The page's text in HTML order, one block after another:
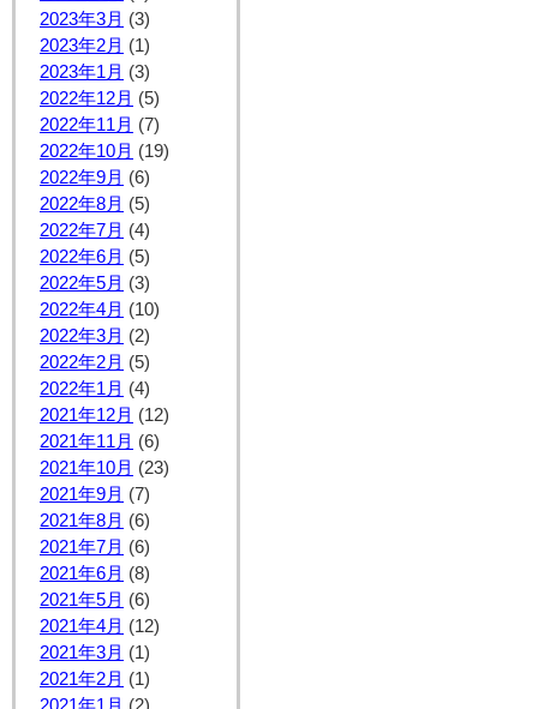
2023年3月 (3)
2023年2月 (1)
2023年1月 (3)
2022年12月 (5)
2022年11月 (7)
2022年10月 (19)
2022年9月 (6)
2022年8月 (5)
2022年7月 (4)
2022年6月 (5)
2022年5月 (3)
2022年4月 (10)
2022年3月 (2)
2022年2月 (5)
2022年1月 (4)
2021年12月 (12)
2021年11月 (6)
2021年10月 (23)
2021年9月 (7)
2021年8月 (6)
2021年7月 (6)
2021年6月 (8)
2021年5月 (6)
2021年4月 (12)
2021年3月 (1)
2021年2月 (1)